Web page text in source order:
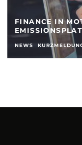
FINANCE IN
NEWS